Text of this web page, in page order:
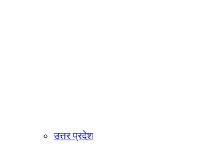
उत्तर प्रदेश